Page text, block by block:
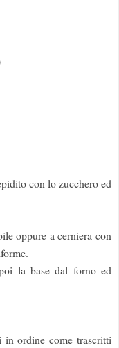
con lo zucchero ed
oppure a cerniera con
la base dal forno ed
ordine come trascritti